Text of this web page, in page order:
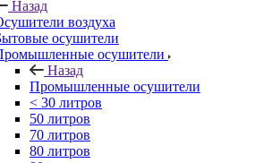
Назад
воздуха
осушители
осушители
Назад
Промышленные осушители
< 30 литров
50 литров
70 литров
80 литров